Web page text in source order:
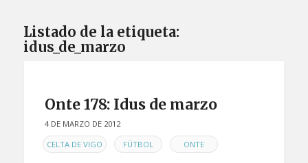
Listado de la etiqueta:
idus_de_marzo
Onte 178: Idus de marzo
4 DE MARZO DE 2012
ENCELTA DE VIGO , FÚTBOL , ONTE